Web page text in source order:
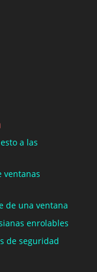
a las
ventanas
de una ventana
enrolables
de seguridad